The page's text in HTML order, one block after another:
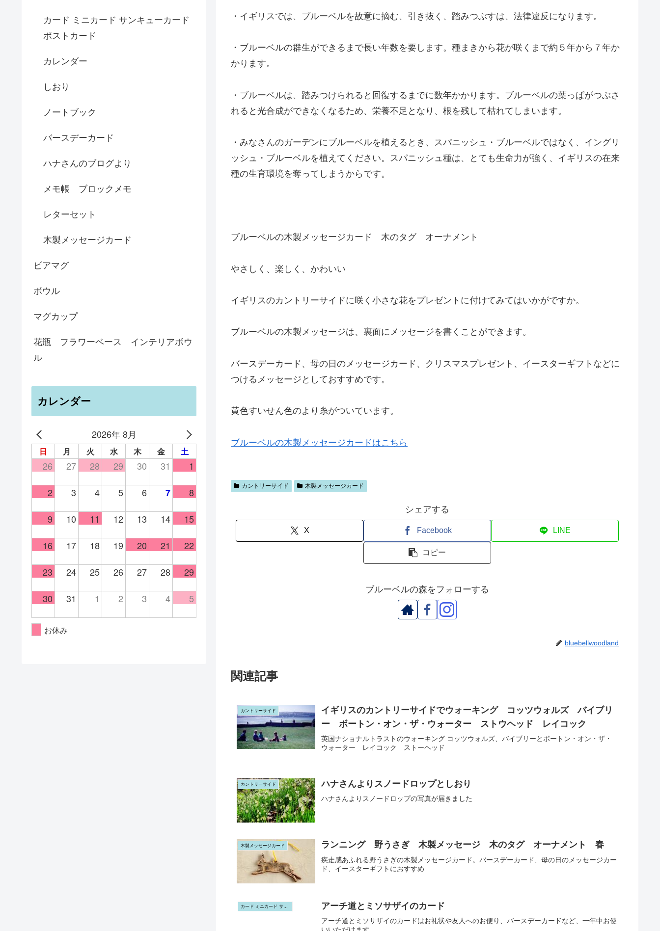
・イギリスでは、ブルーベルを故意に摘む、引き抜く、踏みつぶすは、法律違反になります。
・ブルーベルの群生ができるまで長い年数を要します。種まきから花が咲くまで約５年から７年か
かります。
・ブルーベルは、踏みつけられると回復するまでに数年かかります。ブルーベルの葉っぱがつぶさ
れると光合成ができなくなるため、栄養不足となり、根を残して枯れてしまいます。
・みなさんのガーデンにブルーベルを植えるとき、スパニッシュ・ブルーベルではなく、イングリ
ッシュ・ブルーベルを植えてください。スパニッシュ種は、とても生命力が強く、イギリスの在来
種の生育環境を奪ってしまうからです。
ブルーベルの木製メッセージカード 木のタグ オーナメント
やさしく、楽しく、かわいい
イギリスのカントリーサイドに咲く小さな花をプレゼントに付けてみてはいかがですか。
ブルーベルの木製メッセージは、裏面にメッセージを書くことができます。
バースデーカード、母の日のメッセージカード、クリスマスプレゼント、イースターギフトなどに
つけるメッセージとしておすすめです。
黄色すいせん色のより糸がついています。
ブルーベルの木製メッセージカードはこちら
カントリーサイド 木製メッセージカード
シェアする
X Facebook LINE
コピー
ブルーベルの森をフォローする
bluebellwoodland
関連記事
カントリーサイド
イギリスのカントリーサイドでウォーキング コッツウォルズ バイブリ
ー ボートン・オン・ザ・ウォーター ストウヘッド レイコック
英国ナショナルトラストのウォーキング コッツウォルズ、バイブリーとボートン・オン・ザ・
ウォーター レイコック ストーヘッド
カントリーサイド ハナさんよりスノードロップとしおり
ハナさんよりスノードロップの写真が届きました
木製メッセージカード ランニング 野うさぎ 木製メッセージ 木のタグ オーナメント 春
疾走感あふれる野うさぎの木製メッセージカード。バースデーカード、母の日のメッセージカー
ド、イースターギフトにおすすめ
アーチ道とミソサザイのカード
アーチ道とミソサザイのカードはお礼状や友人へのお便り、バースデーカードなど、一年中お使
いいただけます
カード ミニカード サンキューカード
ポストカード
カレンダー
しおり
ノートブック
バースデーカード
ハナさんのブログより
メモ帳 ブロックメモ
レターセット
木製メッセージカード
ビアマグ
ボウル
マグカップ
花瓶 フラワーベース インテリアボウ
ル
カレンダー
2026年 8月
日 月 火 水 木 金 土
26 27 28 29 30 31 1
2 3 4 5 6 7 8
9 10 11 12 13 14 15
16 17 18 19 20 21 22
23 24 25 26 27 28 29
30 31 1 2 3 4 5
お休み